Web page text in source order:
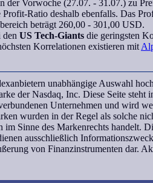
der Vorwoche (27.07. - 31.07.) zu
Profit-Ratio deshalb ebenfalls. Das
beträgt 260,00 - 301,00 USD.
den US Tech-Giants die geringsten
Korrelationen existieren mit
unabhängige Auswahl
der Nasdaq, Inc. Diese Seite
Unternehmen und wird
wurden in der Regel als solche
im Sinne des Markenrechts handelt.
ausschließlich
von Finanzinstrumenten dar.